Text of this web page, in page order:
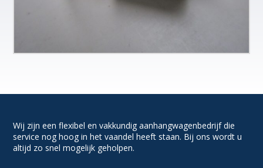
Wij zijn een flexibel en vakkundig aanhangwagenbedrijf die
service nog hoog in het vaandel heeft staan. Bij ons wordt u
altijd zo snel mogelijk geholpen.